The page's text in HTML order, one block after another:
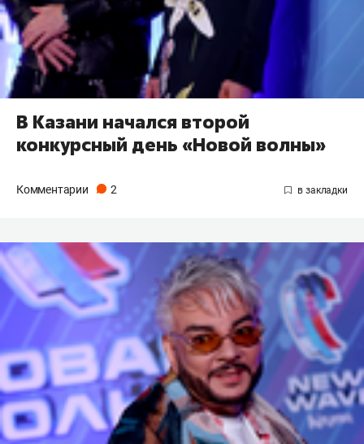
В Казани начался второй
конкурсный день «Новой волны»
Комментарии 2